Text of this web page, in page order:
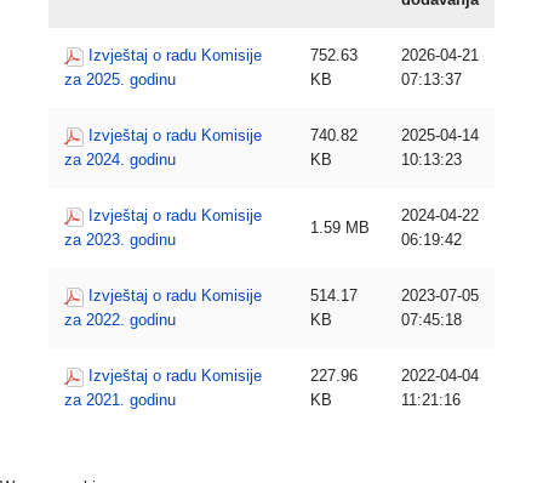
Izvještaj o radu Komisije
za 2025. godinu
752.63
KB
2026-04-21
07:13:37
Izvještaj o radu Komisije
za 2024. godinu
740.82
KB
2025-04-14
10:13:23
Izvještaj o radu Komisije
za 2023. godinu
1.59 MB
2024-04-22
06:19:42
Izvještaj o radu Komisije
za 2022. godinu
514.17
KB
2023-07-05
07:45:18
Izvještaj o radu Komisije
za 2021. godinu
227.96
KB
2022-04-04
11:21:16